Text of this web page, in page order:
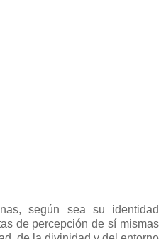
según sea su identidad
de percepción de sí mismas